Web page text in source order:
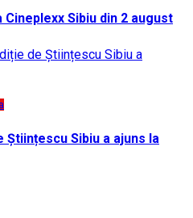
Sibiu din 2 august
Științescu Sibiu a ajuns la